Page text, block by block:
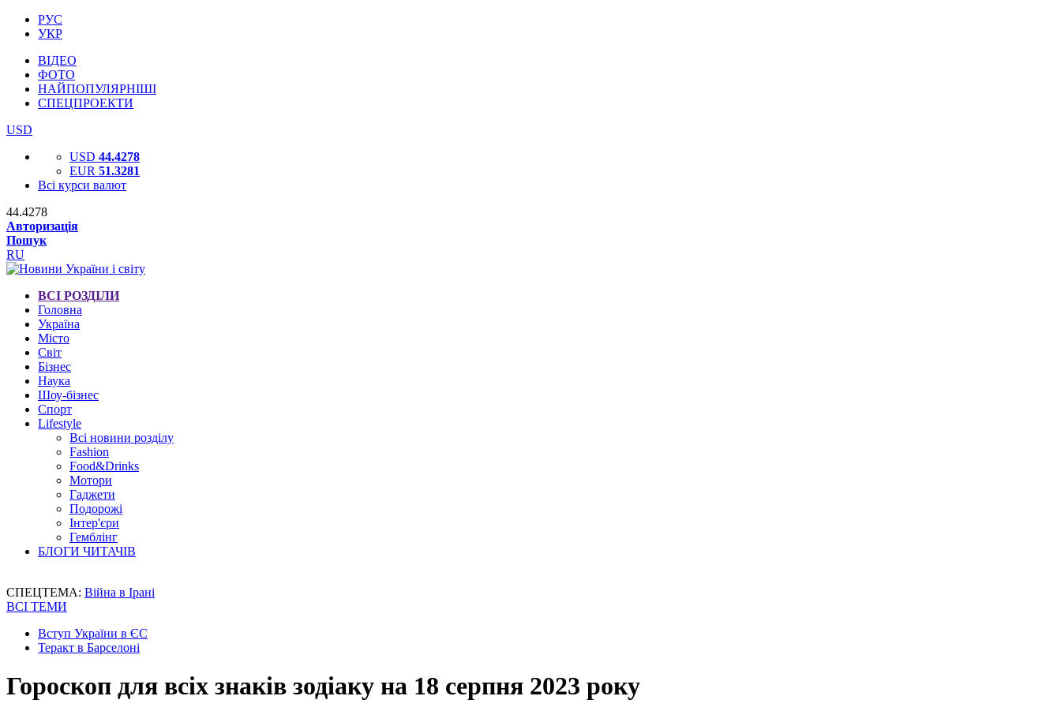
РУС
УКР
ВІДЕО
ФОТО
НАЙПОПУЛЯРНІШІ
СПЕЦПРОЕКТИ
USD
USD 44.4278
EUR 51.3281
Всі курси валют
44.4278
Авторизація
Пошук
RU
ВСІ РОЗДІЛИ
Головна
Україна
Місто
Світ
Бізнес
Наука
Шоу-бізнес
Спорт
Lifestyle
Всі новини розділу
Fashion
Food&Drinks
Мотори
Гаджети
Подорожі
Інтер'єри
Гемблінг
БЛОГИ ЧИТАЧІВ
СПЕЦТЕМА: Війна в Ірані
ВСІ ТЕМИ
Вступ України в ЄС
Теракт в Барселоні
Гороскоп для всіх знаків зодіаку на 18 серпня 2023 року